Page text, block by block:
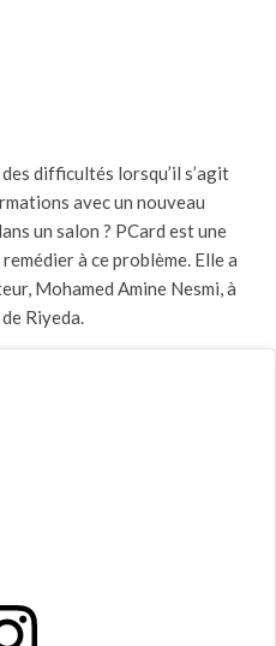
difficultés lorsqu’il s’agit
avec un nouveau
un salon ? PCard est une
à ce problème. Elle a
Mohamed Amine Nesmi, à
Riyeda.